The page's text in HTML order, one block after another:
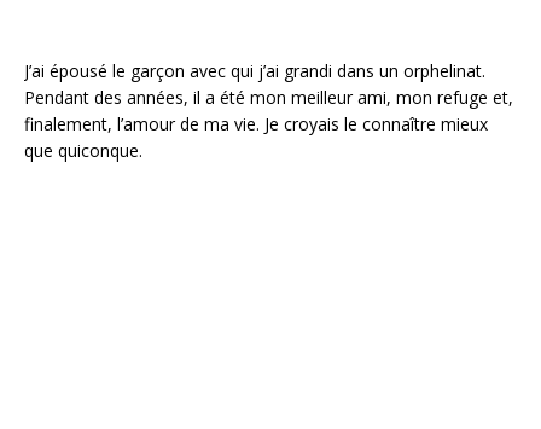
J’ai épousé le garçon avec qui j’ai grandi dans un orphelinat.
Pendant des années, il a été mon meilleur ami, mon refuge et,
finalement, l’amour de ma vie. Je croyais le connaître mieux
que quiconque.